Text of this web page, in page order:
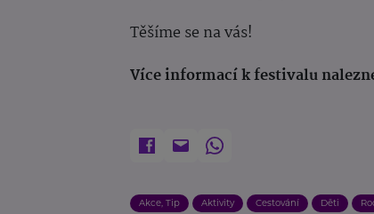
Těšíme se na vás!
Více informací k festivalu
Akce, Tip Aktivity Cestování Děti